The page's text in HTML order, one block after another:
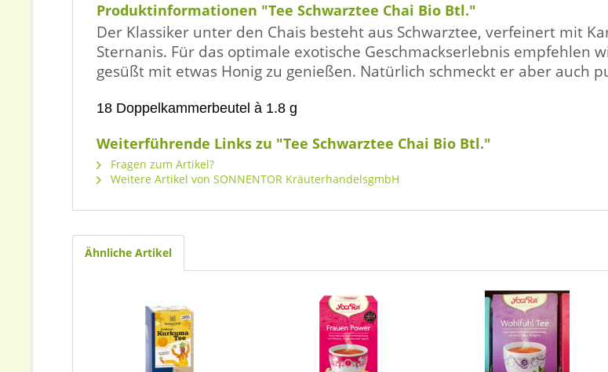
Produktinformationen "Tee Schwarztee Chai Bio Btl."
Der Klassiker unter den Chais besteht aus Schwarztee, verfeinert mit
Sternanis. Für das optimale exotische Geschmackserlebnis empfehlen
gesüßt mit etwas Honig zu genießen. Natürlich schmeckt er aber auch
18 Doppelkammerbeutel à 1.8 g
Weiterführende Links zu "Tee Schwarztee Chai Bio Btl."
Fragen zum Artikel?
Weitere Artikel von SONNENTOR KräuterhandelsgmbH
Ähnliche Artikel